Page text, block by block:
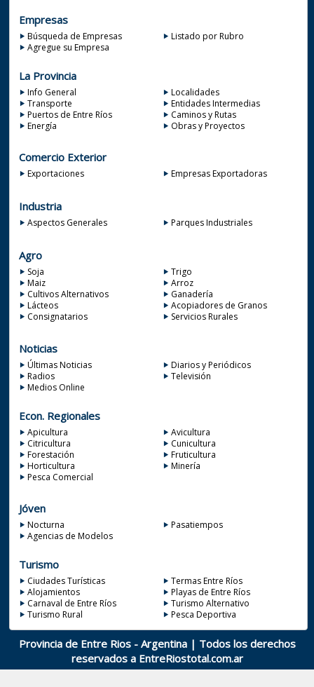
Empresas
Búsqueda de Empresas
Listado por Rubro
Agregue su Empresa
La Provincia
Info General
Localidades
Transporte
Entidades Intermedias
Puertos de Entre Ríos
Caminos y Rutas
Energía
Obras y Proyectos
Comercio Exterior
Exportaciones Empresas Exportadoras
Industria
Aspectos Generales Parques Industriales
Agro
Soja
Trigo
Maiz
Arroz
Cultivos Alternativos
Ganadería
Lácteos
Acopiadores de Granos
Consignatarios
Servicios Rurales
Noticias
Últimas Noticias
Diarios y Periódicos
Radios
Televisión
Medios Online
Econ. Regionales
Apicultura
Avicultura
Citricultura
Cunicultura
Forestación
Fruticultura
Horticultura
Minería
Pesca Comercial
Jóven
Nocturna
Pasatiempos
Agencias de Modelos
Turismo
Ciudades Turísticas
Termas Entre Ríos
Alojamientos
Playas de Entre Ríos
Carnaval de Entre Ríos
Turismo Alternativo
Turismo Rural
Pesca Deportiva
Provincia de Entre Rios - Argentina | Todos los derechos
reservados a EntreRiostotal.com.ar